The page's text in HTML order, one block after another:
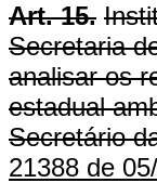
Art. 15.
Secretaria
analisar os
estadual
Secretário
21388 de